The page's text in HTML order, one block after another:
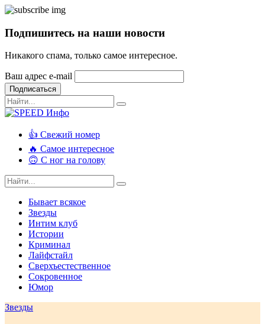
Подпишитесь на наши новости
Никакого спама, только самое интересное.
Ваш адрес e-mail
Подписаться
👍 Свежий номер
🔥 Самое интересное
🙃 С ног на голову
Бывает всякое
Звезды
Интим клуб
Истории
Криминал
Лайфстайл
Сверхъестественное
Сокровенное
Юмор
Звезды